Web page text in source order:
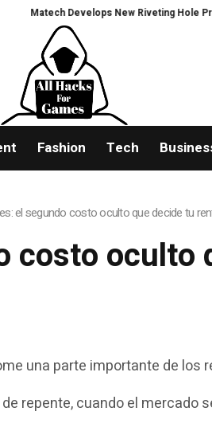
Develops New Riveting Hole
Fashion Tech
el segundo costo oculto que decide tu
costo oculto
una parte importante de
repente, cuando el mercado